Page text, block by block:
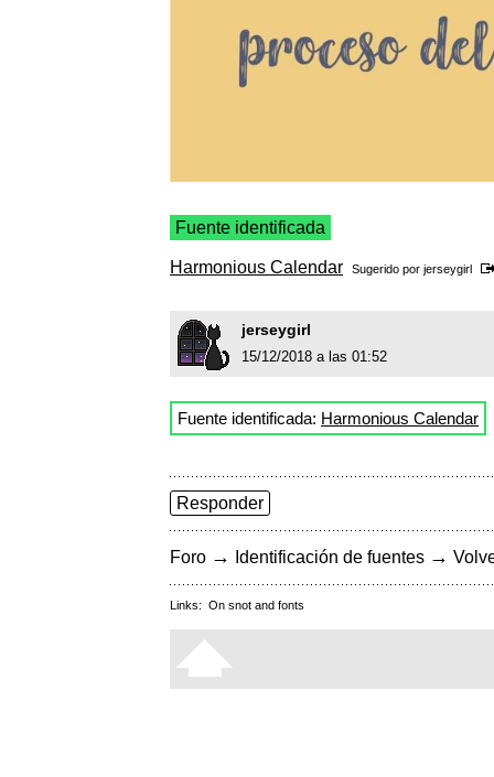
Fuente identificada
Harmonious Calendar Sugerido por jerseygirl
jerseygirl
15/12/2018 a las 01:52
Fuente identificada: Harmonious Calendar
Responder
Foro → Identificación de fuentes →
Links: On snot and fonts